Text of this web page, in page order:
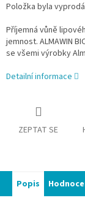
Položka byla
Příjemná vůně
jemnost. ALMAWIN
se všemi výrobky
Detailní informace
ZEPTAT SE
Popis